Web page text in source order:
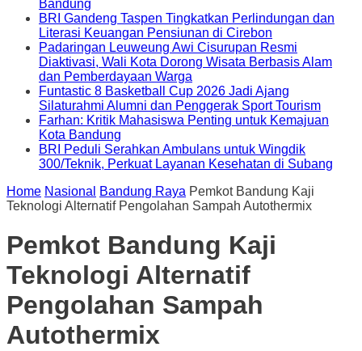
Bandung
BRI Gandeng Taspen Tingkatkan Perlindungan dan
Literasi Keuangan Pensiunan di Cirebon
Padaringan Leuweung Awi Cisurupan Resmi
Diaktivasi, Wali Kota Dorong Wisata Berbasis Alam
dan Pemberdayaan Warga
Funtastic 8 Basketball Cup 2026 Jadi Ajang
Silaturahmi Alumni dan Penggerak Sport Tourism
Farhan: Kritik Mahasiswa Penting untuk Kemajuan
Kota Bandung
BRI Peduli Serahkan Ambulans untuk Wingdik
300/Teknik, Perkuat Layanan Kesehatan di Subang
Home Nasional Bandung Raya Pemkot Bandung Kaji
Teknologi Alternatif Pengolahan Sampah Autothermix
Pemkot Bandung Kaji
Teknologi Alternatif
Pengolahan Sampah
Autothermix